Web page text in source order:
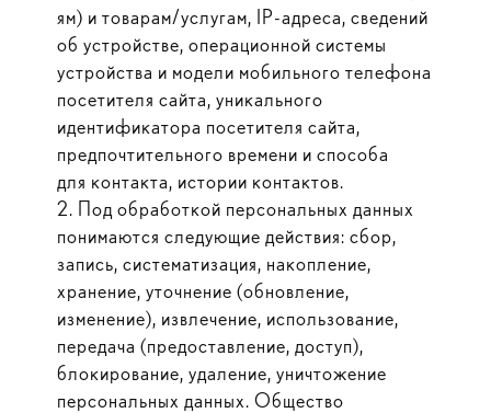
ям) и товарам/услугам, IP-адреса, сведений
об устройстве, операционной системы
устройства и модели мобильного телефона
посетителя сайта, уникального
идентификатора посетителя сайта,
предпочтительного времени и способа
для контакта, истории контактов.
2. Под обработкой персональных данных
понимаются следующие действия: сбор,
запись, систематизация, накопление,
хранение, уточнение (обновление,
изменение), извлечение, использование,
передача (предоставление, доступ),
блокирование, удаление, уничтожение
персональных данных. Общество